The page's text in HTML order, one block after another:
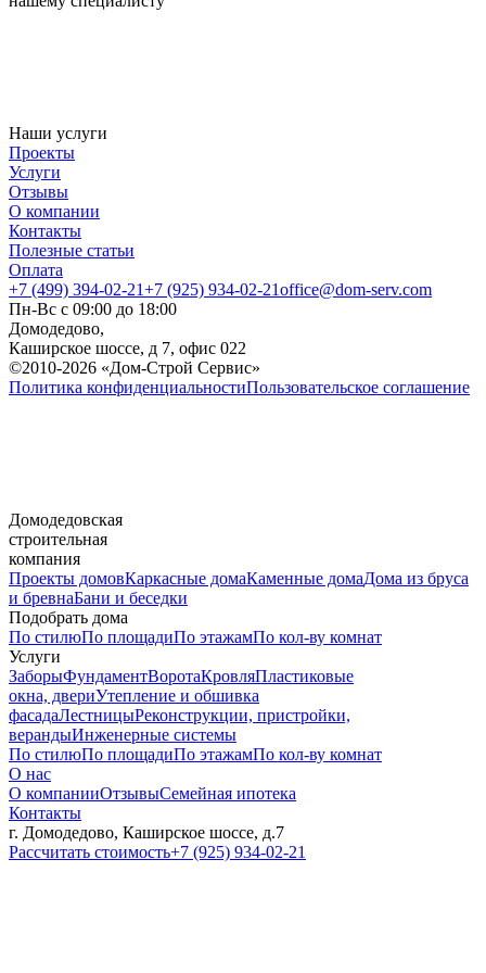
Наши услуги
Проекты
Услуги
Отзывы
О компании
Контакты
Полезные статьи
Оплата
+7 (499) 394-02-21+7 (925) 934-02-21office@dom-serv.com
Пн-Вс с 09:00 до 18:00
Домодедово,
Каширское шоссе, д 7, офис 022
©2010-2026 «Дом-Строй Сервис»
Политика конфиденциальностиПользовательское соглашение
Домодедовская
строительная
компания
Проекты домовКаркасные домаКаменные домаДома из бруса
и бревнаБани и беседки
Подобрать дома
По стилюПо площадиПо этажамПо кол-ву комнат
Услуги
ЗаборыФундаментВоротаКровляПластиковые
окна, двериУтепление и обшивка
фасадаЛестницыРеконструкции, пристройки,
верандыИнженерные системы
По стилюПо площадиПо этажамПо кол-ву комнат
О нас
О компанииОтзывыСемейная ипотека
Контакты
г. Домодедово, Каширское шоссе, д.7
Рассчитать стоимость+7 (925) 934-02-21